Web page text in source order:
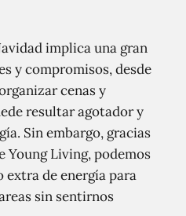
implica una gran
y compromisos, desde
cenas y
resultar agotador y
Sin embargo, gracias
Young Living, podemos
de energía para
sin sentirnos